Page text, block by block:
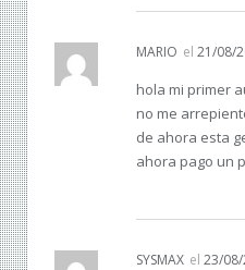
MARIO el 21/08/
hola mi primer
no me
de ahora esta
ahora pago un
SYSMAX el 23/08/